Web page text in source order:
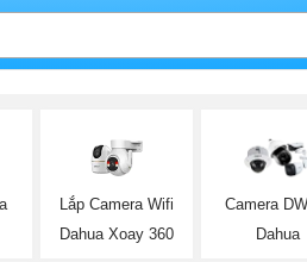
Lắp Camera Wifi
Dahua Xoay 360
Camera
Dahua